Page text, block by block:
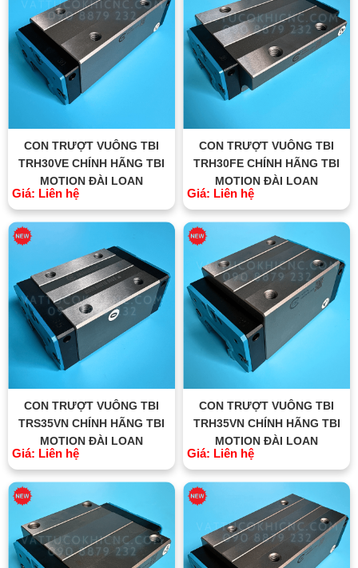
CON TRƯỢT VUÔNG TBI
TRH30VE CHÍNH HÃNG TBI
MOTION ĐÀI LOAN
Giá: Liên hệ
CON TRƯỢT VUÔNG TBI
TRH30FE CHÍNH HÃNG TBI
MOTION ĐÀI LOAN
Giá: Liên hệ
CON TRƯỢT VUÔNG TBI
TRS35VN CHÍNH HÃNG TBI
MOTION ĐÀI LOAN
Giá: Liên hệ
CON TRƯỢT VUÔNG TBI
TRH35VN CHÍNH HÃNG TBI
MOTION ĐÀI LOAN
Giá: Liên hệ